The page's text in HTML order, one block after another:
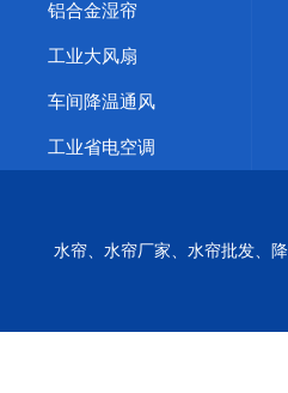
铝合金湿帘
工业大风扇
车间降温通风
工业省电空调
水帘、水帘厂家、水帘批发、